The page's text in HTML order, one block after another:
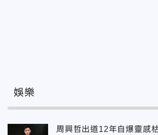
娛樂
周興哲出道12年自爆靈感